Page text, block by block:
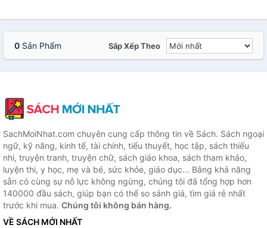
0 Sản Phẩm Sắp Xếp Theo
SachMoiNhat.com chuyên cung cấp thông tin về Sách. Sách ngoại
ngữ, kỹ năng, kinh tế, tài chính, tiểu thuyết, học tập, sách thiếu
nhi, truyện tranh, truyện chữ, sách giáo khoa, sách tham khảo,
luyện thi, y học, mẹ và bé, sức khỏe, giáo dục... Bằng khả năng
sẵn có cùng sự nỗ lực không ngừng, chúng tôi đã tổng hợp hơn
140000 đầu sách, giúp bạn có thể so sánh giá, tìm giá rẻ nhất
trước khi mua. Chúng tôi không bán hàng.
VỀ SÁCH MỚI NHẤT